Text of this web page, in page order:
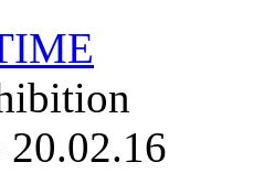
20.02.16